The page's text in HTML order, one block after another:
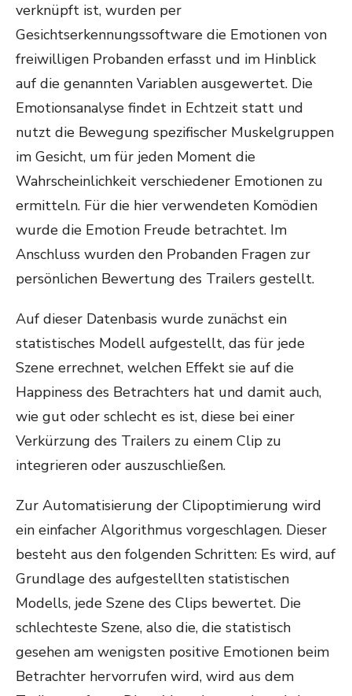
verknüpft ist, wurden per
Gesichtserkennungssoftware die Emotionen von
freiwilligen Probanden erfasst und im Hinblick
auf die genannten Variablen ausgewertet. Die
Emotionsanalyse findet in Echtzeit statt und
nutzt die Bewegung spezifischer Muskelgruppen
im Gesicht, um für jeden Moment die
Wahrscheinlichkeit verschiedener Emotionen zu
ermitteln. Für die hier verwendeten Komödien
wurde die Emotion Freude betrachtet. Im
Anschluss wurden den Probanden Fragen zur
persönlichen Bewertung des Trailers gestellt.
Auf dieser Datenbasis wurde zunächst ein
statistisches Modell aufgestellt, das für jede
Szene errechnet, welchen Effekt sie auf die
Happiness des Betrachters hat und damit auch,
wie gut oder schlecht es ist, diese bei einer
Verkürzung des Trailers zu einem Clip zu
integrieren oder auszuschließen.
Zur Automatisierung der Clipoptimierung wird
ein einfacher Algorithmus vorgeschlagen. Dieser
besteht aus den folgenden Schritten: Es wird, auf
Grundlage des aufgestellten statistischen
Modells, jede Szene des Clips bewertet. Die
schlechteste Szene, also die, die statistisch
gesehen am wenigsten positive Emotionen beim
Betrachter hervorrufen wird, wird aus dem